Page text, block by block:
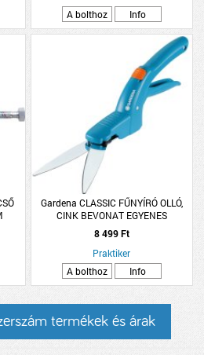
A bolthoz
Info
Gardena CLASSIC FŰNYÍRÓ OLLÓ,
CINK BEVONAT EGYENES
CSISZOLATÚ KÉS
8 499 Ft
Praktiker
A bolthoz
Info
termékek és árak